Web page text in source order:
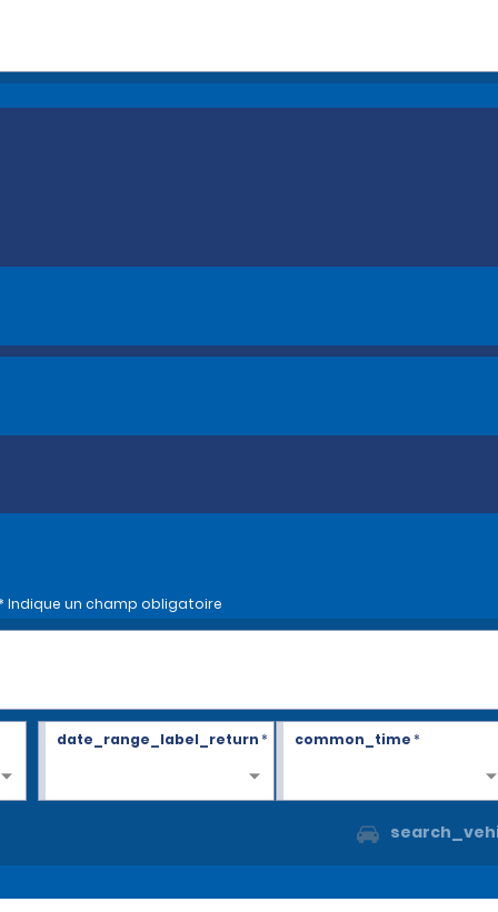
Indique un champ obligatoire
date_range_label_return * common_time*